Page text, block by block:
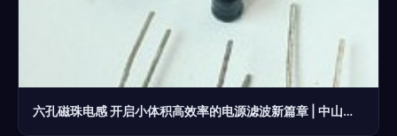
六孔磁珠电感 开启小体积高效率的电源滤波新篇章 | 中山梓惠电子制造赋能